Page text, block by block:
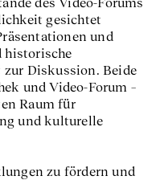
gesichtet
und
historische
Diskussion. Beide
und Video-Forum –
Raum für
und kulturelle
zu fördern und